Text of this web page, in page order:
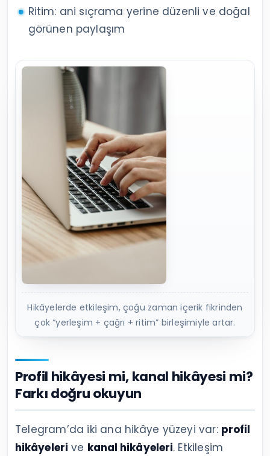
Ritim: ani sıçrama yerine düzenli ve doğal
görünen paylaşım
Hikâyelerde etkileşim, çoğu zaman içerik fikrinden
çok “yerleşim + çağrı + ritim” birleşimiyle artar.
Profil hikâyesi mi, kanal hikâyesi mi?
Farkı doğru okuyun
Telegram’da iki ana hikâye yüzeyi var: profil
hikâyeleri ve kanal hikâyeleri. Etkileşim